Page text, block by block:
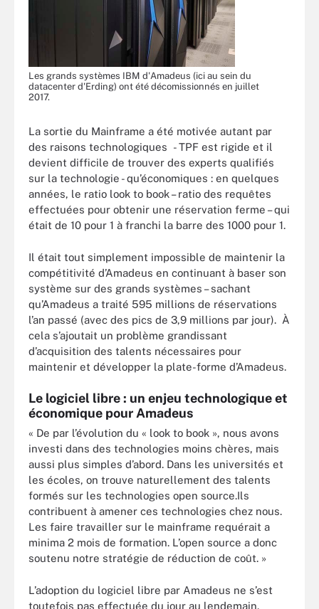
Les grands systèmes IBM d'Amadeus (ici au sein du
datacenter d'Erding) ont été décomissionnés en juillet
2017.
La sortie du Mainframe a été motivée autant par
des raisons technologiques - TPF est rigide et il
devient difficile de trouver des experts qualifiés
sur la technologie - qu’économiques : en quelques
années, le ratio look to book – ratio des requêtes
effectuées pour obtenir une réservation ferme – qui
était de 10 pour 1 à franchi la barre des 1000 pour 1.
Il était tout simplement impossible de maintenir la
compétitivité d’Amadeus en continuant à baser son
système sur des grands systèmes – sachant
qu’Amadeus a traité 595 millions de réservations
l’an passé (avec des pics de 3,9 millions par jour). À
cela s’ajoutait un problème grandissant
d’acquisition des talents nécessaires pour
maintenir et développer la plate-forme d’Amadeus.
Le logiciel libre : un enjeu technologique et
économique pour Amadeus
« De par l’évolution du « look to book », nous avons
investi dans des technologies moins chères, mais
aussi plus simples d’abord. Dans les universités et
les écoles, on trouve naturellement des talents
formés sur les technologies open source.Ils
contribuent à amener ces technologies chez nous.
Les faire travailler sur le mainframe requérait a
minima 2 mois de formation. L’open source a donc
soutenu notre stratégie de réduction de coût. »
L’adoption du logiciel libre par Amadeus ne s’est
toutefois pas effectuée du jour au lendemain.